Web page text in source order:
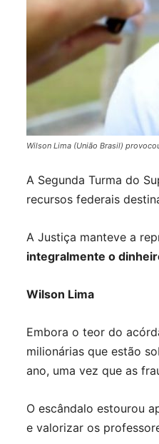
Wilson Lima (União Brasil)
A Segunda Turma do
recursos federais
A Justiça manteve a
integralmente o
Wilson Lima
Embora o teor do
milionárias que estão
ano, uma vez que as
O escândalo estourou
e valorizar os